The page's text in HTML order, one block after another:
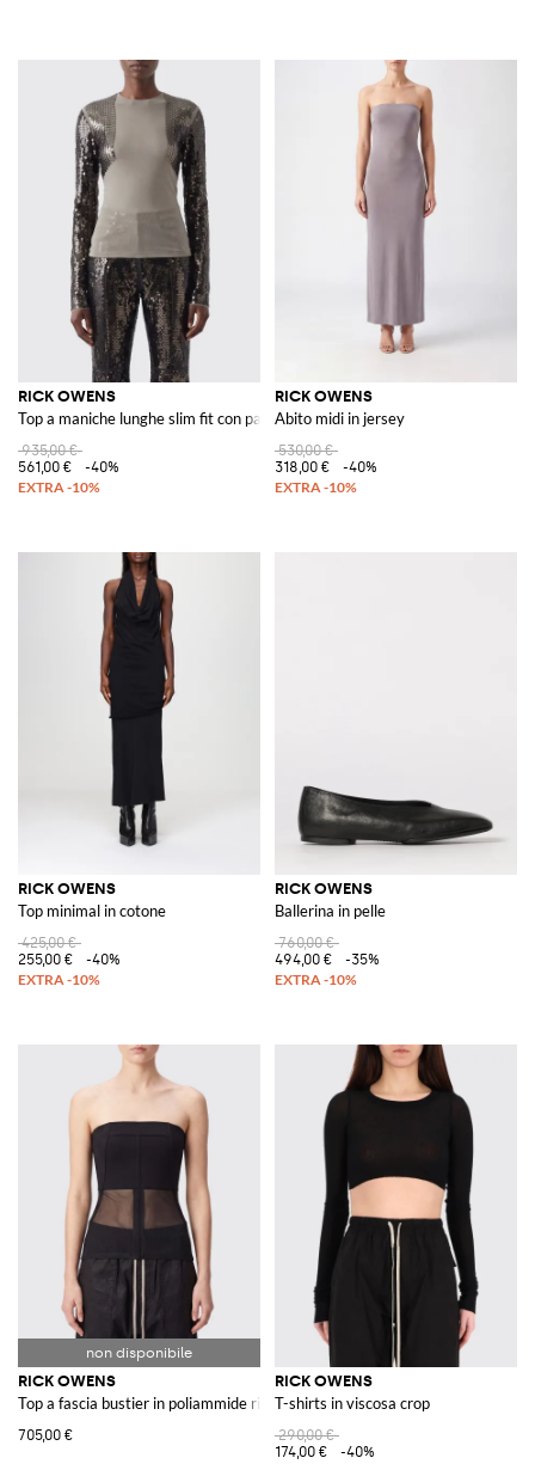
RICK OWENS
Top a maniche lunghe slim fit con paillettes e scollo a girocollo
935,00 €
561,00 €
-40%
RICK OWENS
Abito midi in jersey
530,00 €
318,00 €
-40%
RICK OWENS
Top minimal in cotone
425,00 €
255,00 €
-40%
RICK OWENS
Ballerina in pelle
760,00 €
494,00 €
-35%
RICK OWENS
Top a fascia bustier in poliammide riciclata
705,00 €
RICK OWENS
T-shirts in viscosa crop
290,00 €
174,00 €
-40%